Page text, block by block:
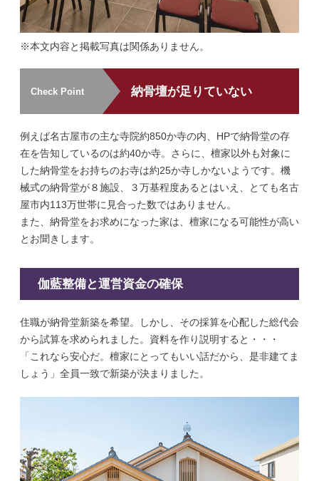
※本文内容と掲載写真は関係ありません。
Check Point 納骨壇が足りていない
例えば名古屋市の主な寺院約850か寺の内、HPで納骨堂の存
在を告知しているのは約40か寺。さらに、檀家以外も対象に
した納骨堂をお持ちのお寺は約25か寺しかないようです。機
械式の納骨堂が８施設、３万基程度あるとはいえ、とても名古
屋市内113万世帯に見合った数ではありません。
また、納骨堂をお求めになった家は、檀家になる可能性が高い
とお聞きします。
伽藍整備と運営資金の確保
住職が納骨堂新築を希望。しかし、その採算を心配した総代会
から試算を求められました。資料を作り説明すると・・・
「これなら安心だ。檀家にとってもいい話だから、是非建てま
しょう」全員一致で新築が決まりました。